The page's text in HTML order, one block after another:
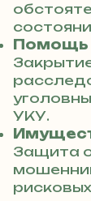
Помощь
УКУ.
Защита